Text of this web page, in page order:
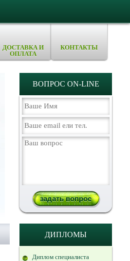
ДОСТАВКА И
ОПЛАТА
КОНТАКТЫ
ВОПРОС ON-LINE
ДИПЛОМЫ
Диплом специалиста